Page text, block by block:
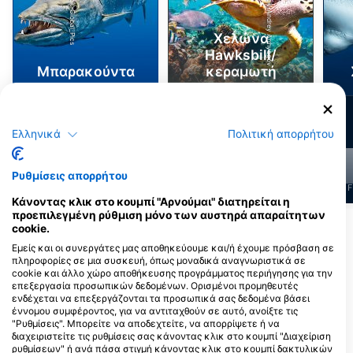
iStock-Global_Pics
Μπαρακούντα
Χελώνα
Hawksbill/
κεραμωτή
F
Κέντρα κατάδυσης που εξυπηρετούν
αυτό το σημείο κατάδυσης
DIVE 48 ALMA LIBRE DIVE CENTER
Ελληνικά Πολιτική απορρήτου
Ρυθμίσεις απορρήτου
Κάνοντας κλικ στο κουμπί "Αρνούμαι" διατηρείται η
προεπιλεγμένη ρύθμιση μόνο των αυστηρά απαραίτητων
cookie.
Εμείς και οι συνεργάτες μας αποθηκεύουμε και/ή έχουμε πρόσβαση σε
πληροφορίες σε μια συσκευή, όπως μοναδικά αναγνωριστικά σε
cookie και άλλο χώρο αποθήκευσης προγράμματος περιήγησης για την
επεξεργασία προσωπικών δεδομένων. Ορισμένοι προμηθευτές
ενδέχεται να επεξεργάζονται τα προσωπικά σας δεδομένα βάσει
έννομου συμφέροντος, για να αντιταχθούν σε αυτό, ανοίξτε τις
"Ρυθμίσεις". Μπορείτε να αποδεχτείτε, να απορρίψετε ή να
διαχειριστείτε τις ρυθμίσεις σας κάνοντας κλικ στο κουμπί "Διαχείριση
ρυθμίσεων" ή ανά πάσα στιγμή κάνοντας κλικ στο κουμπί δακτυλικών